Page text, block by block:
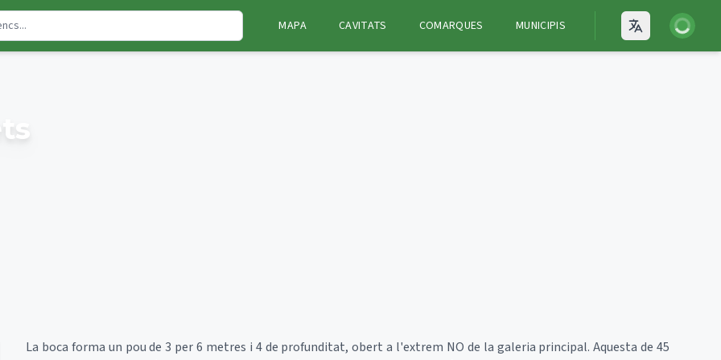
MAPA CAVITATS COMARQUES MUNICIPIS Open
Iniciar
La boca forma un pou de 3 per 6 metres i 4 de profunditat, obert a l'extrem NO de la galeria principal. Aquesta de 45